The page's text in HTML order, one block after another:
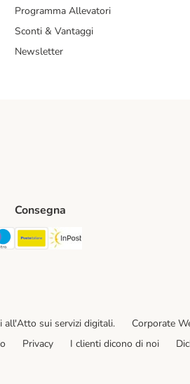
Programma Allevatori
Sconti & Vantaggi
Newsletter
Method
MethodMethod
Payment Method
con Maestro. Payment Method
Method
Consegna
Poste Italiane. Shipping Method
all'Atto sui servizi digitali. Corporate
Privacy I clienti dicono di noi